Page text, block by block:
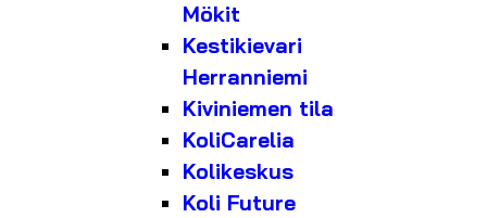
Mökit
Kestikievari
Herranniemi
Kiviniemen tila
KoliCarelia
Kolikeskus
Koli Future